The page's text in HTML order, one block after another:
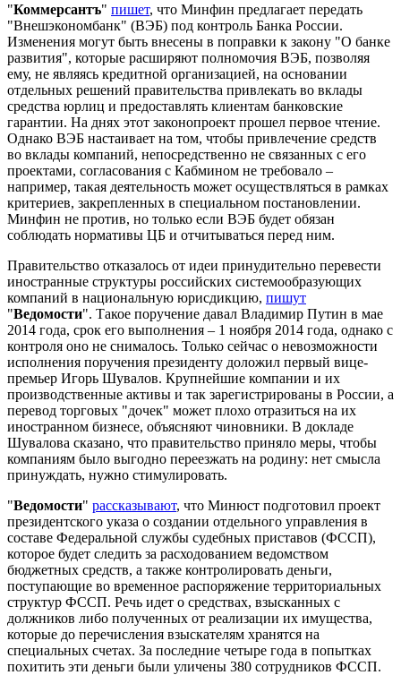
"Коммерсантъ" пишет, что Минфин предлагает передать
"Внешэкономбанк" (ВЭБ) под контроль Банка России.
Изменения могут быть внесены в поправки к закону "О банке
развития", которые расширяют полномочия ВЭБ, позволяя
ему, не являясь кредитной организацией, на основании
отдельных решений правительства привлекать во вклады
средства юрлиц и предоставлять клиентам банковские
гарантии. На днях этот законопроект прошел первое чтение.
Однако ВЭБ настаивает на том, чтобы привлечение средств
во вклады компаний, непосредственно не связанных с его
проектами, согласования с Кабмином не требовало –
например, такая деятельность может осуществляться в рамках
критериев, закрепленных в специальном постановлении.
Минфин не против, но только если ВЭБ будет обязан
соблюдать нормативы ЦБ и отчитываться перед ним.
Правительство отказалось от идеи принудительно перевести
иностранные структуры российских системообразующих
компаний в национальную юрисдикцию, пишут
"Ведомости". Такое поручение давал Владимир Путин в мае
2014 года, срок его выполнения – 1 ноября 2014 года, однако с
контроля оно не снималось. Только сейчас о невозможности
исполнения поручения президенту доложил первый вице-
премьер Игорь Шувалов. Крупнейшие компании и их
производственные активы и так зарегистрированы в России, а
перевод торговых "дочек" может плохо отразиться на их
иностранном бизнесе, объясняют чиновники. В докладе
Шувалова сказано, что правительство приняло меры, чтобы
компаниям было выгодно переезжать на родину: нет смысла
принуждать, нужно стимулировать.
"Ведомости" рассказывают, что Минюст подготовил проект
президентского указа о создании отдельного управления в
составе Федеральной службы судебных приставов (ФССП),
которое будет следить за расходованием ведомством
бюджетных средств, а также контролировать деньги,
поступающие во временное распоряжение территориальных
структур ФССП. Речь идет о средствах, взысканных с
должников либо полученных от реализации их имущества,
которые до перечисления взыскателям хранятся на
специальных счетах. За последние четыре года в попытках
похитить эти деньги были уличены 380 сотрудников ФССП.